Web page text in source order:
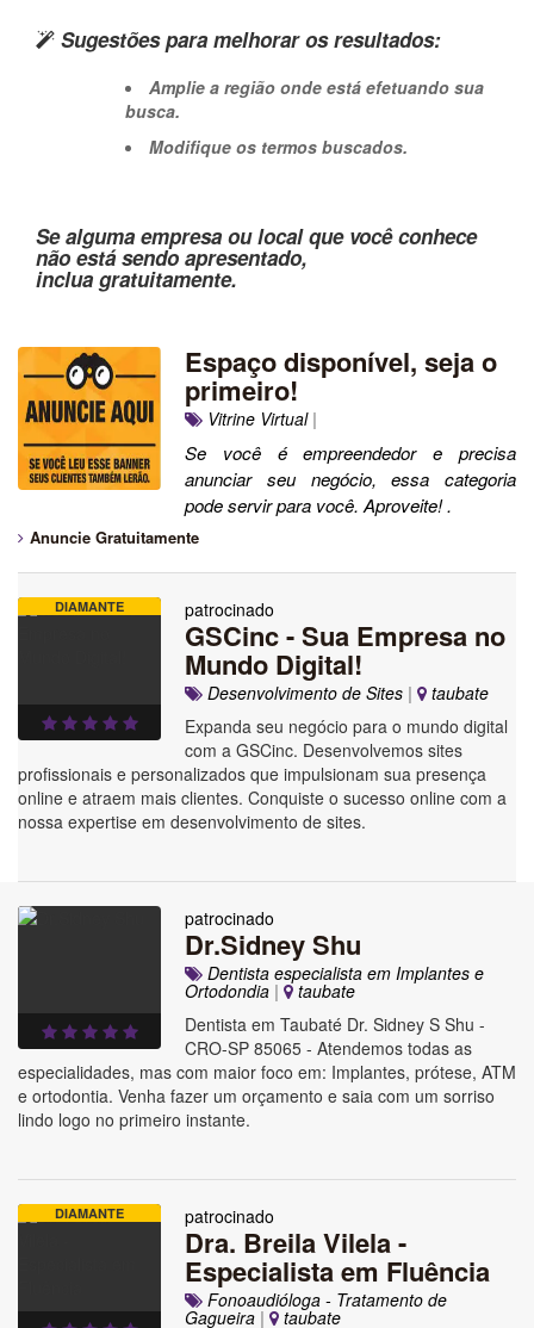
Sugestões para melhorar os resultados:
Amplie a região onde está efetuando sua
busca.
Modifique os termos buscados.
Se alguma empresa ou local que você conhece
não está sendo apresentado,
inclua gratuitamente.
Espaço disponível, seja o
primeiro!
Vitrine Virtual|
Se você é empreendedor e precisa
anunciar seu negócio, essa categoria
pode servir para você. Aproveite! .
Anuncie Gratuitamente
DIAMANTE patrocinado
GSCinc - Sua Empresa no
Mundo Digital!
Desenvolvimento de Sites |
taubate
Expanda seu negócio para o mundo digital
com a GSCinc. Desenvolvemos sites
profissionais e personalizados que impulsionam sua presença
online e atraem mais clientes. Conquiste o sucesso online com a
nossa expertise em desenvolvimento de sites.
patrocinado
Dr.Sidney Shu
Dentista especialista em Implantes e
Ortodondia |
taubate
Dentista em Taubaté Dr. Sidney S Shu -
CRO-SP 85065 - Atendemos todas as
especialidades, mas com maior foco em: Implantes, prótese, ATM
e ortodontia. Venha fazer um orçamento e saia com um sorriso
lindo logo no primeiro instante.
DIAMANTE patrocinado
Dra. Breila Vilela -
Especialista em Fluência
Fonoaudióloga - Tratamento de
Gagueira | taubate